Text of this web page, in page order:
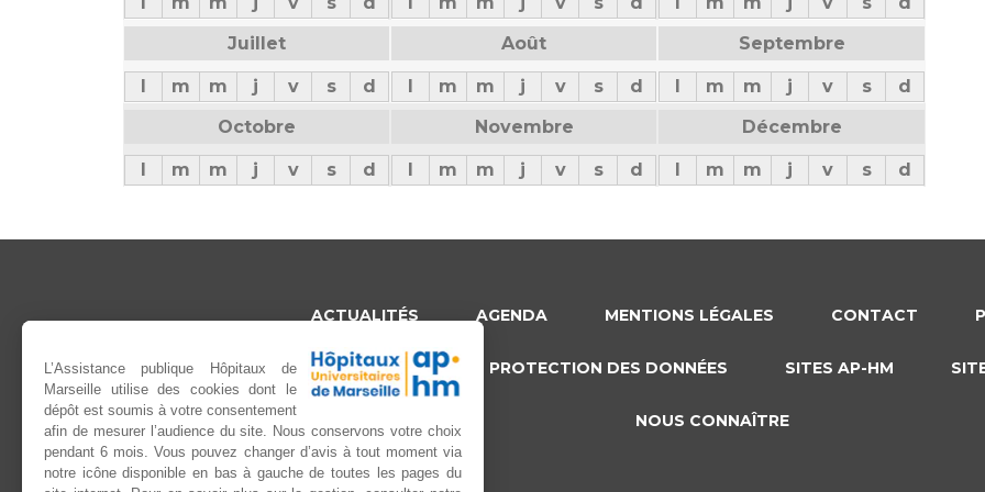
Juillet
l m m j v s d
Août
l m m j v s d
Septembre
l m m j v s
d
Octobre
l m m j v s d
Novembre
l m m j v s d
Décembre
l m m j v s d
ACTUALITÉS AGENDA MENTIONS LÉGALES CONTACT
RECRUTEMENT PROTECTION DES DONNÉES SITES AP-HM
NOUS CONNAÎTRE
L’Assistance publique Hôpitaux de
Marseille utilise des cookies dont le
dépôt est soumis à votre consentement
afin de mesurer l’audience du site. Nous conservons votre choix
pendant 6 mois. Vous pouvez changer d’avis à tout moment via
notre icône disponible en bas à gauche de toutes les pages du